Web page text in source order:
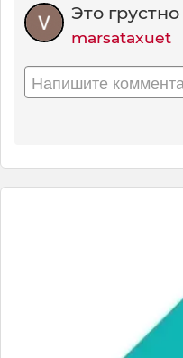
Это грустно
marsataxuet